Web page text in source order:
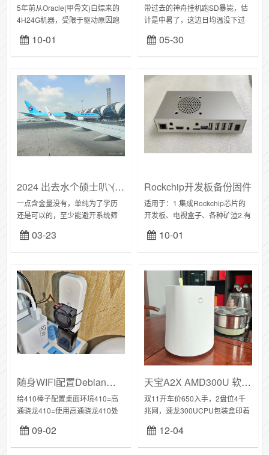
5年前从Oracle(甲骨文)白嫖来的
4H24G机器，受限于驱动原因跑
发布后原生兼容ARM架构，遂尝
试DD系统一...
10-01
带过去的神舟挂机跑SD暴毙，估
计是中暑了，这边日均温没下过
N1518W正好六千人民币国内木
有这个配置逛了一圈...
05-30
2024 出去水个硕士叭◝(⑅•ᴗ•⑅)◜
一点含金量没有，单纯为了学历
还是可以的，至少能避开系统筛
生、公务员、有车有房、儿女双
全，外企和私企都是下三滥混日
03-23
Rockchip开发板备份固件
适用于：1.集成Rockchip芯片的
开发板、电视盒子、各种矿渣2.有
Armbian系统(ophub)3.有SD卡插
槽或能U盘...
10-01
随身WIFI配置Debian桌面环境
给410棒子配置桌面环境410=高
通骁龙410=使用高通骁龙410处
子，板号UFI103S-V5，4GEMMC
先刷酷安大佬的2...
09-02
天宝A2X AMD300U 软路由/NAS性能测试
双11开车价650入手，2盘位4千
兆网，速龙300UCPU包装盒印着
A2X，应该是同一款机器，不同批
次用过Athlon...
12-04